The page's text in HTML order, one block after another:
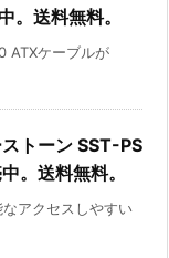
送料無料。
ATXケーブルが
トーン SST-PS
。送料無料。
アクセスしやすい